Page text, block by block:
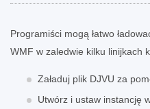
Programiści mogą łatwo
WMF w zaledwie kilku linijkach
Załaduj plik DJVU za
Utwórz i ustaw instancję